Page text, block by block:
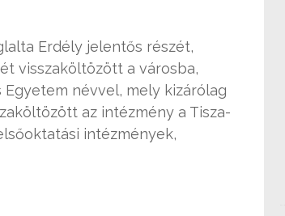
Erdély jelentős részét,
visszaköltözött a városba,
névvel, mely kizárólag
az intézmény a Tisza-
intézmények,